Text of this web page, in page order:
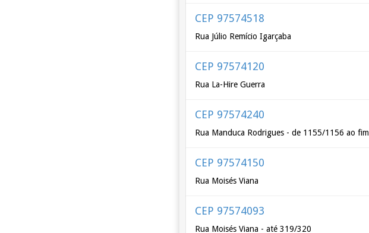
CEP 97574518
Rua Júlio Remício Igarçaba
CEP 97574120
Rua La-Hire Guerra
CEP 97574240
Rua Manduca Rodrigues - de 1155/1156 ao fim
CEP 97574150
Rua Moisés Viana
CEP 97574093
Rua Moisés Viana - até 319/320